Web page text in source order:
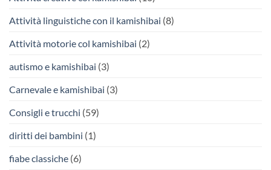
Attività linguistiche con il kamishibai (8)
Attività motorie col kamishibai (2)
autismo e kamishibai (3)
Carnevale e kamishibai (3)
Consigli e trucchi (59)
diritti dei bambini (1)
fiabe classiche (6)